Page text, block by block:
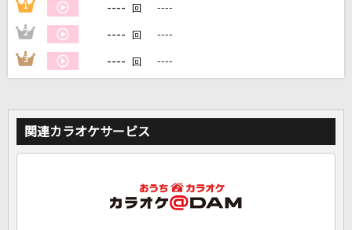
1 ---- 回 ----
2 ---- 回 ----
3 ---- 回 ----
関連カラオケサービス